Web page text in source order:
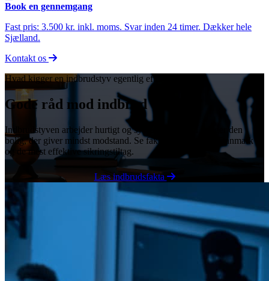
Book en gennemgang
Fast pris: 3.500 kr. inkl. moms. Svar inden 24 timer. Dækker hele
Sjælland.
Kontakt os
Hvad kigger en indbrudstyv egentlig efter?
Gode råd mod indbrud
Indbrudstyven arbejder hurtigt og systematisk. Han vælger den
bolig, der giver mindst modstand. Se fakta om indbrud i Danmark
og de mest effektive sikringstiltag.
Læs indbrudsfakta